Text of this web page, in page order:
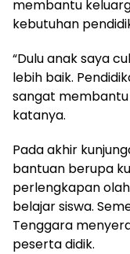
membantu
kebutuhan
“Dulu anak saya
lebih baik.
sangat
katanya.
Pada akhir
bantuan berupa
perlengkapan
belajar siswa.
Tenggara
peserta didik.